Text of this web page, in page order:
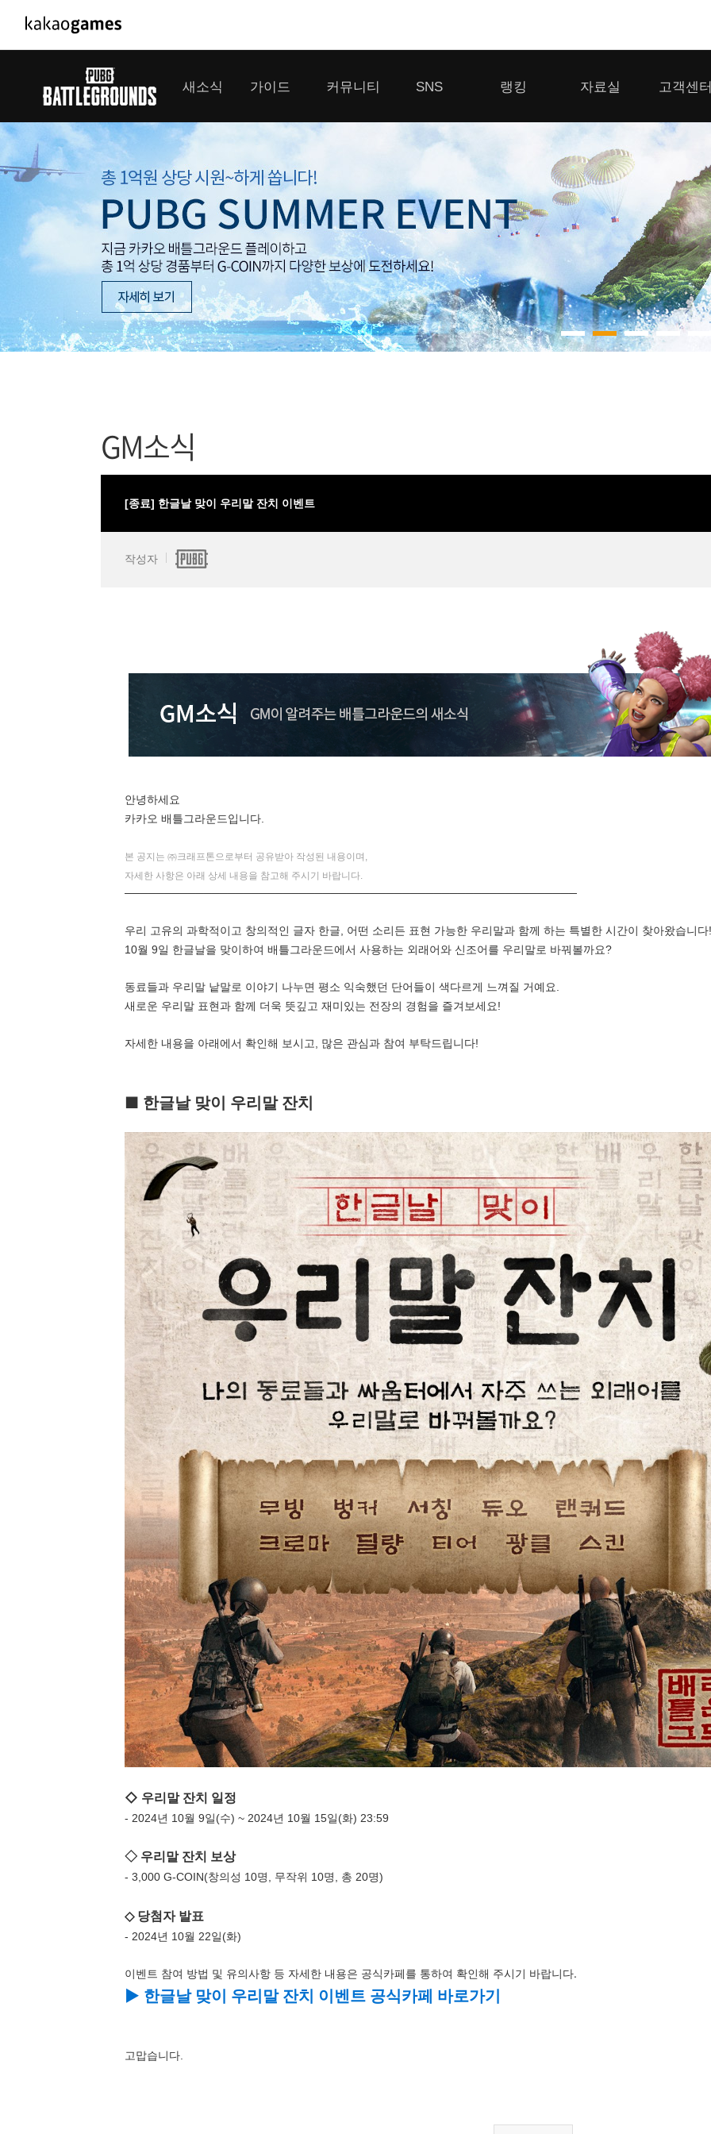
PC/모바일게임
도깨비의세계
오딘: 발할라 라이징
아키에이지 워
아레스 : 라이즈 오브 가디언즈
배틀그라운드
패스 오브 엑자일
우마무스메 프리티 더비
가디언 테일즈
프린세스 커넥트 Re:Dive
프렌즈팝콘
새소식
공지사항
GM소식
이벤트
업데이트
대회소식
가이드
게임 가이드
커뮤니티
미디어 게시판
클랜 라운지
모집 게시판
SNS
톡채널
랭킹
클랜 생존 리더보드
내 전적 히스토리
자료실
다운로드
고객센
이용제한 이
보안센터
GM소식
[종료] 한글날 맞이 우리말 잔치 이벤트
작성자
안녕하세요
카카오 배틀그라운드입니다.
본 공지는 ㈜크래프톤으로부터 공유받아 작성된 내용이며,
자세한 사항은 아래 상세 내용을 참고해 주시기 바랍니다.
─────────────────────────────────────────────────────────
우리 고유의 과학적이고 창의적인 글자 한글, 어떤 소리든 표현 가능한 우리말과 함께 하는 특별한 시간이 찾아왔습니다!
10월 9일 한글날을 맞이하여 배틀그라운드에서 사용하는 외래어와 신조어를 우리말로 바꿔볼까요?
동료들과 우리말 낱말로 이야기 나누면 평소 익숙했던 단어들이 색다르게 느껴질 거예요.
새로운 우리말 표현과 함께 더욱 뜻깊고 재미있는 전장의 경험을 즐겨보세요!
자세한 내용을 아래에서 확인해 보시고, 많은 관심과 참여 부탁드립니다!
■ 한글날 맞이 우리말 잔치
◇ 우리말 잔치 일정
- 2024년 10월 9일(수) ~ 2024년 10월 15일(화) 23:59
◇ 우리말 잔치 보상
- 3,000 G-COIN(창의성 10명, 무작위 10명, 총 20명)
◇ 당첨자 발표
- 2024년 10월 22일(화)
이벤트 참여 방법 및 유의사항 등 자세한 내용은 공식카페를 통하여 확인해 주시기 바랍니다.
▶ 한글날 맞이 우리말 잔치 이벤트 공식카페 바로가기
고맙습니다.